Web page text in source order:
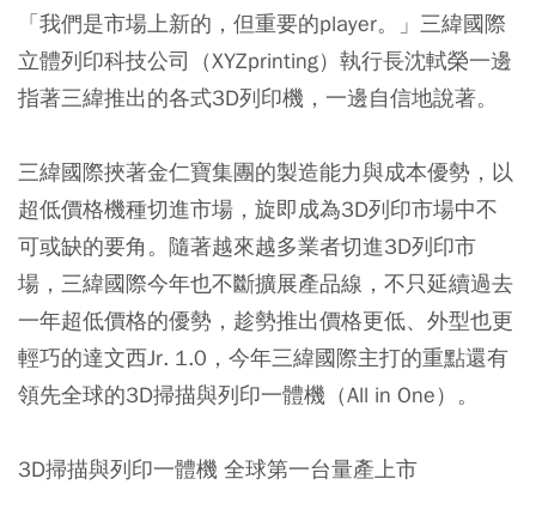
「我們是市場上新的，但重要的player。」三緯國際
立體列印科技公司（XYZprinting）執行長沈軾榮一邊
指著三緯推出的各式3D列印機，一邊自信地說著。
三緯國際挾著金仁寶集團的製造能力與成本優勢，以
超低價格機種切進市場，旋即成為3D列印市場中不
可或缺的要角。隨著越來越多業者切進3D列印市
場，三緯國際今年也不斷擴展產品線，不只延續過去
一年超低價格的優勢，趁勢推出價格更低、外型也更
輕巧的達文西Jr. 1.0，今年三緯國際主打的重點還有
領先全球的3D掃描與列印一體機（All in One）。
3D掃描與列印一體機 全球第一台量產上市